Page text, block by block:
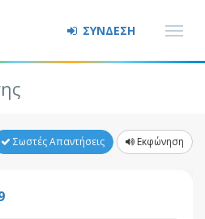
ΣΥΝΔΕΣΗ
Σωστές Απαντήσεις Εκφώνηση